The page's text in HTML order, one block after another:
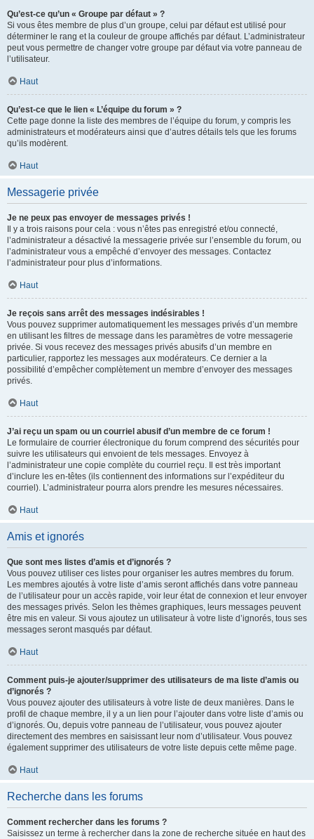
Qu’est-ce qu’un « Groupe par défaut » ?
Si vous êtes membre de plus d’un groupe, celui par défaut est utilisé pour
déterminer le rang et la couleur de groupe affichés par défaut. L’administrateur
peut vous permettre de changer votre groupe par défaut via votre panneau de
l’utilisateur.
Haut
Qu’est-ce que le lien « L’équipe du forum » ?
Cette page donne la liste des membres de l’équipe du forum, y compris les
administrateurs et modérateurs ainsi que d’autres détails tels que les forums
qu’ils modèrent.
Haut
Messagerie privée
Je ne peux pas envoyer de messages privés !
Il y a trois raisons pour cela : vous n’êtes pas enregistré et/ou connecté,
l’administrateur a désactivé la messagerie privée sur l’ensemble du forum, ou
l’administrateur vous a empêché d’envoyer des messages. Contactez
l’administrateur pour plus d’informations.
Haut
Je reçois sans arrêt des messages indésirables !
Vous pouvez supprimer automatiquement les messages privés d’un membre
en utilisant les filtres de message dans les paramètres de votre messagerie
privée. Si vous recevez des messages privés abusifs d’un membre en
particulier, rapportez les messages aux modérateurs. Ce dernier a la
possibilité d’empêcher complètement un membre d’envoyer des messages
privés.
Haut
J’ai reçu un spam ou un courriel abusif d’un membre de ce forum !
Le formulaire de courrier électronique du forum comprend des sécurités pour
suivre les utilisateurs qui envoient de tels messages. Envoyez à
l’administrateur une copie complète du courriel reçu. Il est très important
d’inclure les en-têtes (ils contiennent des informations sur l’expéditeur du
courriel). L’administrateur pourra alors prendre les mesures nécessaires.
Haut
Amis et ignorés
Que sont mes listes d’amis et d’ignorés ?
Vous pouvez utiliser ces listes pour organiser les autres membres du forum.
Les membres ajoutés à votre liste d’amis seront affichés dans votre panneau
de l’utilisateur pour un accès rapide, voir leur état de connexion et leur envoyer
des messages privés. Selon les thèmes graphiques, leurs messages peuvent
être mis en valeur. Si vous ajoutez un utilisateur à votre liste d’ignorés, tous ses
messages seront masqués par défaut.
Haut
Comment puis-je ajouter/supprimer des utilisateurs de ma liste d’amis ou
d’ignorés ?
Vous pouvez ajouter des utilisateurs à votre liste de deux manières. Dans le
profil de chaque membre, il y a un lien pour l’ajouter dans votre liste d’amis ou
d’ignorés. Ou, depuis votre panneau de l’utilisateur, vous pouvez ajouter
directement des membres en saisissant leur nom d’utilisateur. Vous pouvez
également supprimer des utilisateurs de votre liste depuis cette même page.
Haut
Recherche dans les forums
Comment rechercher dans les forums ?
Saisissez un terme à rechercher dans la zone de recherche située en haut des